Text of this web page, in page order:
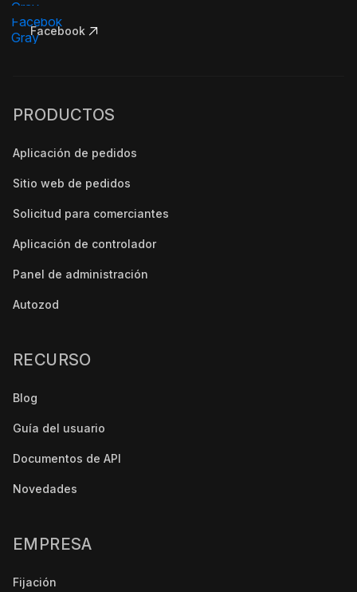
Facebook
PRODUCTOS
Aplicación de pedidos
Sitio web de pedidos
Solicitud para comerciantes
Aplicación de controlador
Panel de administración
Autozod
RECURSO
Blog
Guía del usuario
Documentos de API
Novedades
EMPRESA
Fijación